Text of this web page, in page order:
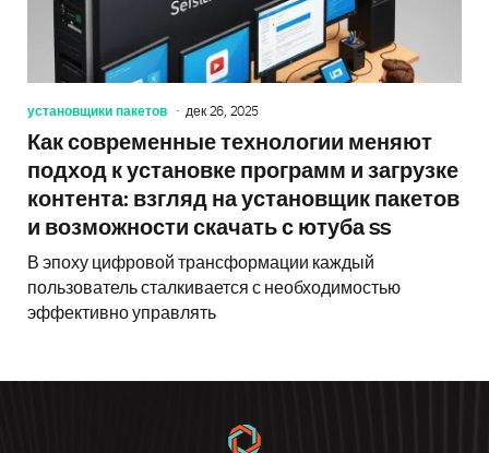
установщики пакетов дек 26, 2025
Как современные технологии меняют
подход к установке программ и загрузке
контента: взгляд на установщик пакетов
и возможности скачать с ютуба ss
В эпоху цифровой трансформации каждый
пользователь сталкивается с необходимостью
эффективно управлять